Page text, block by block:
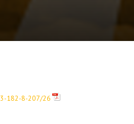
3-182-8-207/26